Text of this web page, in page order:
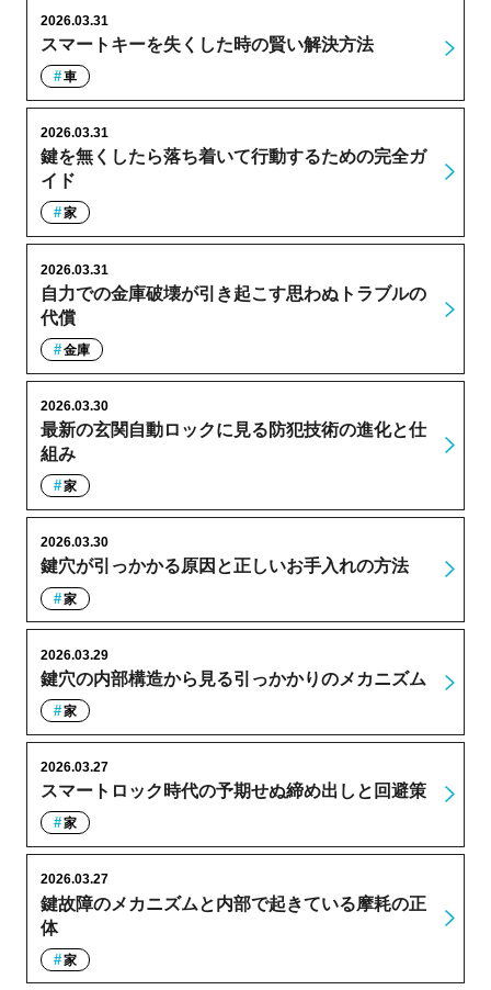
スマートキーを失くした時の賢い解決方法
2026.03.31
車
鍵を無くしたら落ち着いて行動するための完全ガ
イド
2026.03.31
家
自力での金庫破壊が引き起こす思わぬトラブルの
代償
2026.03.31
金庫
最新の玄関自動ロックに見る防犯技術の進化と仕
組み
2026.03.30
家
鍵穴が引っかかる原因と正しいお手入れの方法
2026.03.30
家
鍵穴の内部構造から見る引っかかりのメカニズム
2026.03.29
家
スマートロック時代の予期せぬ締め出しと回避策
2026.03.27
家
鍵故障のメカニズムと内部で起きている摩耗の正
体
2026.03.27
家